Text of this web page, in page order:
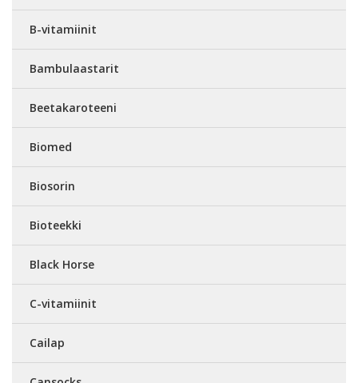
B-vitamiinit
Bambulaastarit
Beetakaroteeni
Biomed
Biosorin
Bioteekki
Black Horse
C-vitamiinit
Cailap